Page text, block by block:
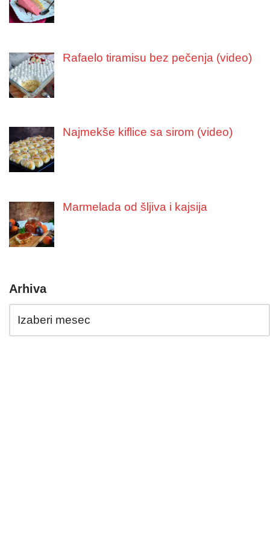
Rafaelo tiramisu bez pečenja (video)
Najmekše kiflice sa sirom (video)
Marmelada od šljiva i kajsija
Arhiva